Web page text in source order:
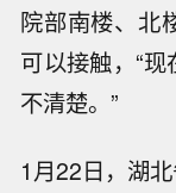
院部南楼、北
可以接触，“
不清楚。”
1月22日，湖